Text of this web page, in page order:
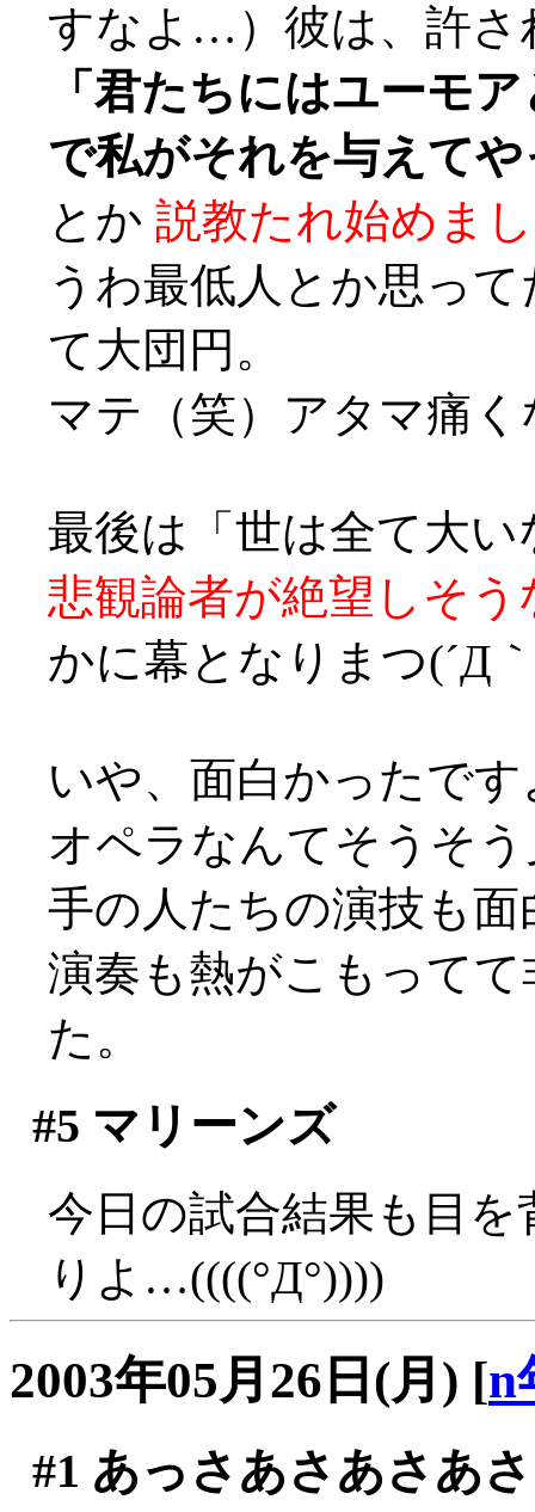
すなよ…）彼は、許さ
「君たちにはユーモ
で私がそれを与えて
とか 説教たれ始めま
うわ最低人とか思っ
て大団円。
マテ（笑）アタマ痛
最後は「世は全て大
悲観論者が絶望しそう
かに幕となりまつ(´Д
いや、面白かったです
オペラなんてそうそ
手の人たちの演技も
演奏も熱がこもって
た。
#5 マリーンズ
今日の試合結果も目
りよ…((((°Д°))))
2003年05月26日(月) [n
#1 あっさあさあさあ